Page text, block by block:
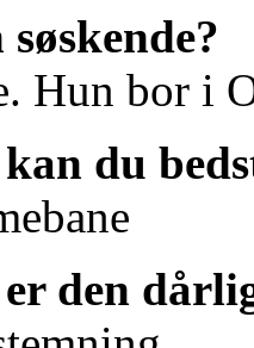
Hun bor i
du
den